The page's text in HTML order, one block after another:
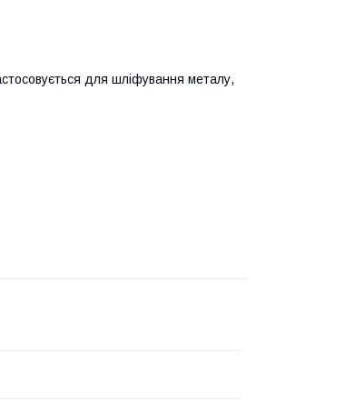
для шліфування металу,